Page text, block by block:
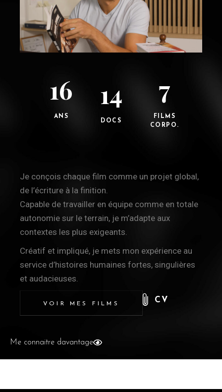
16
ANS
14
DOCS
7
FILMS
CORPO.
Je conçois chaque film comme un projet global,
de l’écriture à la finition.
Capable de travailler en équipe comme en totale
autonomie sur le terrain, je m’adapte aux
contextes les plus exigeants.
Créatif et impliqué, je mets mon expérience au
service d’histoires humaines fortes, singulières
et audacieuses.
VOIR MES FILMS CV
Me connaitre davantage